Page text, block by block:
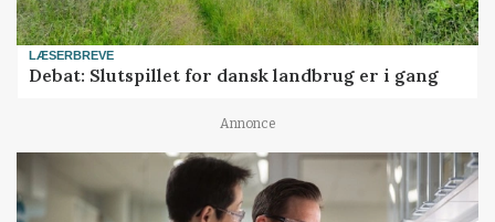
LÆSERBREVE
Debat: Slutspillet for dansk landbrug er i gang
Annonce